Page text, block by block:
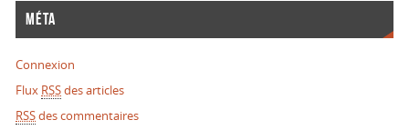
MÉTA
Connexion
Flux RSSdes articles
RSSdes commentaires